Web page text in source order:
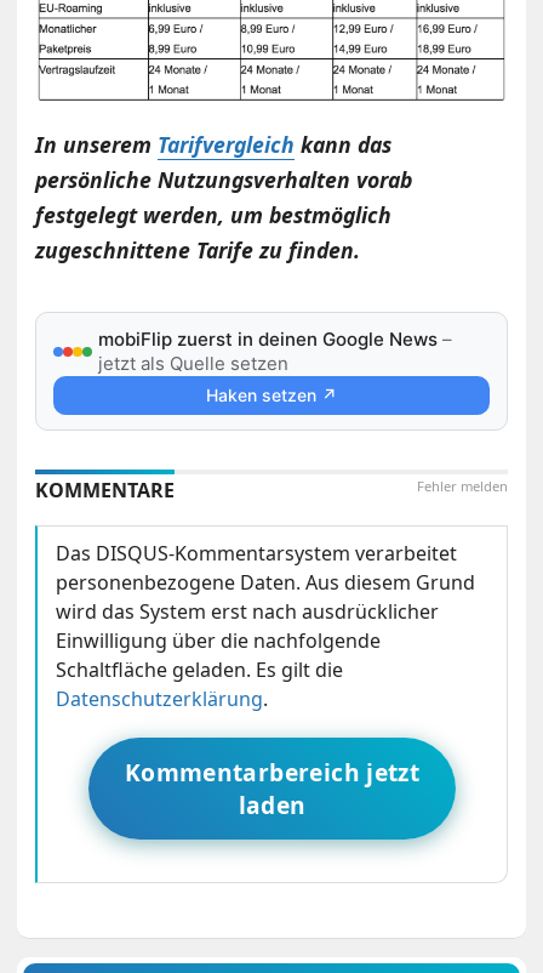
In unserem Tarifvergleich kann das
persönliche Nutzungsverhalten vorab
festgelegt werden, um bestmöglich
zugeschnittene Tarife zu finden.
mobiFlip zuerst in deinen Google News –
jetzt als Quelle setzen
Haken setzen ↗
Fehler melden
KOMMENTARE
Das DISQUS-Kommentarsystem verarbeitet
personenbezogene Daten. Aus diesem Grund
wird das System erst nach ausdrücklicher
Einwilligung über die nachfolgende
Schaltfläche geladen. Es gilt die
Datenschutzerklärung.
Kommentarbereich jetzt
laden